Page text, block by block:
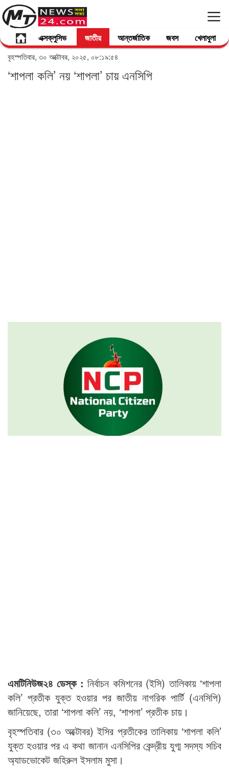
এক্সক্লুসিভ জাতীয় আন্তর্জাতিক জবস খেলাধুলা
বৃহস্পতিবার, ৩০ অক্টোবর, ২০২৫, ০৮:১৯:৫৪
‘শাপলা কলি’ নয় ‘শাপলা’ চায় এনসিপি
এমটিনিউজ২৪ ডেস্ক : নির্বাচন কমিশনের (ইসি) তালিকায় ‘শাপলা
কলি’ প্রতীক যুক্ত হওয়ার পর জাতীয় নাগরিক পার্টি (এনসিপি)
জানিয়েছে, তারা ‘শাপলা কলি’ নয়, ‘শাপলা’ প্রতীক চায়।
বৃহস্পতিবার (৩০ অক্টোবর) ইসির প্রতীকের তালিকায় ‘শাপলা কলি’
যুক্ত হওয়ার পর এ কথা জানান এনসিপির কেন্দ্রীয় যুগ্ম সদস্য সচিব
অ্যাডভোকেট জহিরুল ইসলাম মুসা।